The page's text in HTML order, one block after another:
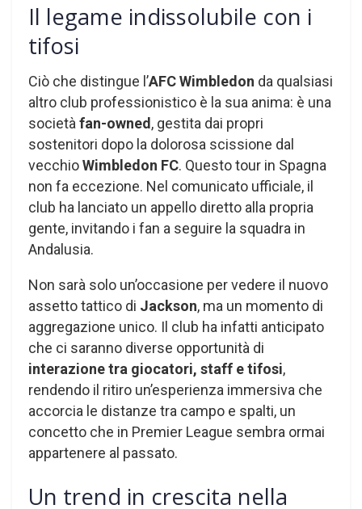
Il legame indissolubile con i
tifosi
Ciò che distingue l’AFC Wimbledon da qualsiasi
altro club professionistico è la sua anima: è una
societàfan-owned, gestita dai propri
sostenitori dopo la dolorosa scissione dal
vecchioWimbledon FC. Questo tour in Spagna
non fa eccezione. Nel comunicato ufficiale, il
club ha lanciato un appello diretto alla propria
gente, invitando i fan a seguire la squadra in
Andalusia.
Non sarà solo un’occasione per vedere il nuovo
assetto tattico di Jackson, ma un momento di
aggregazione unico. Il club ha infatti anticipato
che ci saranno diverse opportunità di
interazione tra giocatori, staff e tifosi,
rendendo il ritiro un’esperienza immersiva che
accorcia le distanze tra campo e spalti, un
concetto che in Premier League sembra ormai
appartenere al passato.
Un trend in crescita nella